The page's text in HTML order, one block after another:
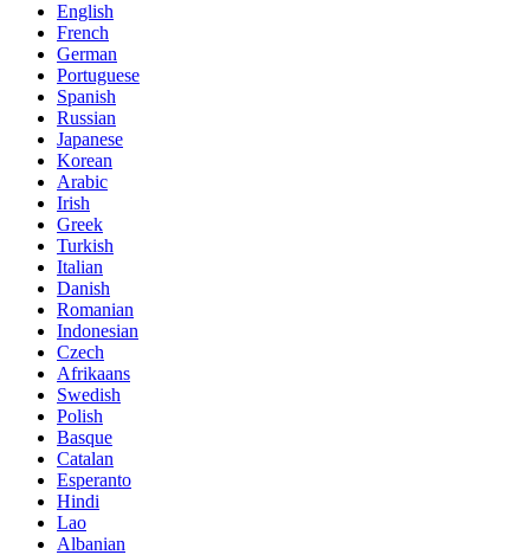
English
French
German
Portuguese
Spanish
Russian
Japanese
Korean
Arabic
Irish
Greek
Turkish
Italian
Danish
Romanian
Indonesian
Czech
Afrikaans
Swedish
Polish
Basque
Catalan
Esperanto
Hindi
Lao
Albanian